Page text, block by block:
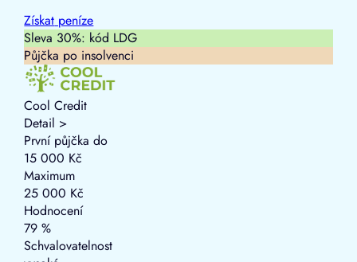
Získat peníze
Sleva 30%: kód LDG
Půjčka po insolvenci
Cool Credit
Detail >
První půjčka do
15 000 Kč
Maximum
25 000 Kč
Hodnocení
79 %
Schvalovatelnost